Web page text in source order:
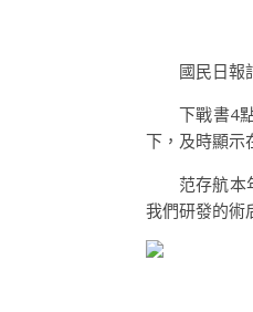
國民日報
下戰書4
下，及時顯示
范存航本
我們研發的術